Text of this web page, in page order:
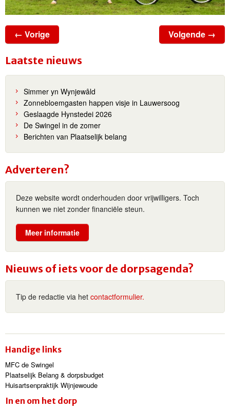
← Vorige Volgende →
Laatste nieuws
Simmer yn Wynjewâld
Zonnebloemgasten happen visje in Lauwersoog
Geslaagde Hynstedei 2026
De Swingel in de zomer
Berichten van Plaatselijk belang
Adverteren?
Deze website wordt onderhouden door vrijwilligers. Toch
kunnen we niet zonder financiële steun.
Meer informatie
Nieuws of iets voor de dorpsagenda?
Tip de redactie via het contactformulier.
Handige links
MFC de Swingel
Plaatselijk Belang & dorpsbudget
Huisartsenpraktijk Wijnjewoude
In en om het dorp